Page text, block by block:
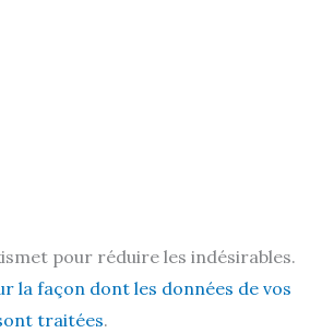
pour réduire les indésirables.
la façon dont les données de vos
traitées.